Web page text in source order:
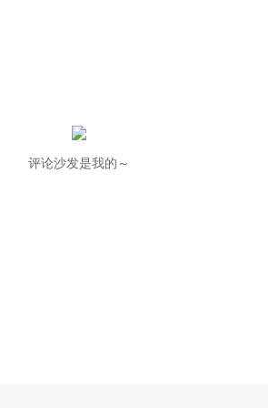
评论沙发是我的～